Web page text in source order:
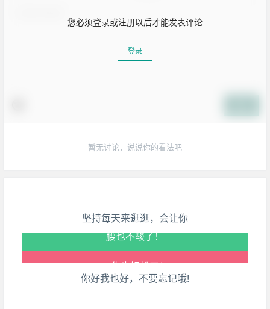
您必须登录或注册以后才能发表评论
登录
暂无讨论，说说你的看法吧
坚持每天来逛逛，会让你
腿也不痛了！
腰也不酸了！
工作也轻松了！
你好我也好，不要忘记哦!